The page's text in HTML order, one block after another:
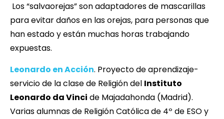
Los “salvaorejas” son adaptadores de mascarillas
para evitar daños en las orejas, para personas que
han estado y están muchas horas trabajando
expuestas.
Leonardo en Acción. Proyecto de aprendizaje-
servicio de la clase de Religión del Instituto
Leonardo da Vinci de Majadahonda (Madrid).
Varias alumnas de Religión Católica de 4º de ESO y